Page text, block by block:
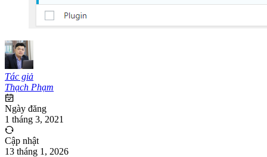
Tác giả
Thạch Phạm
Ngày đăng
1 tháng 3, 2021
Cập nhật
13 tháng 1, 2026